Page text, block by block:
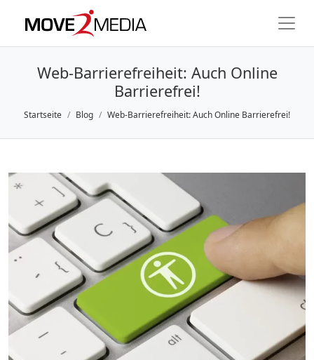
Web-Barrierefreiheit: Auch Online
Barrierefrei!
Startseite Blog Web-Barrierefreiheit: Auch Online Barrierefrei!